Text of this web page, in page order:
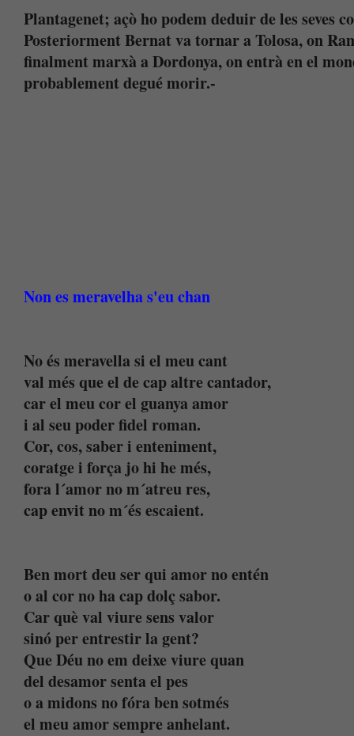
Plantagenet; açò ho podem deduir de les seves
Posteriorment Bernat va tornar a Tolosa, on
finalment marxà a Dordonya, on entrà en el
probablement degué morir.-
Non es meravelha s'eu chan
No és meravella si el meu cant
val més que el de cap altre cantador,
car el meu cor el guanya amor
i al seu poder fidel roman.
Cor, cos, saber i enteniment,
coratge i força jo hi he més,
fora l´amor no m´atreu res,
cap envit no m´és escaient.
Ben mort deu ser qui amor no entén
o al cor no ha cap dolç sabor.
Car què val viure sens valor
sinó per entrestir la gent?
Que Déu no em deixe viure quan
del desamor senta el pes
o a midons no fóra ben sotmés
el meu amor sempre anhelant.